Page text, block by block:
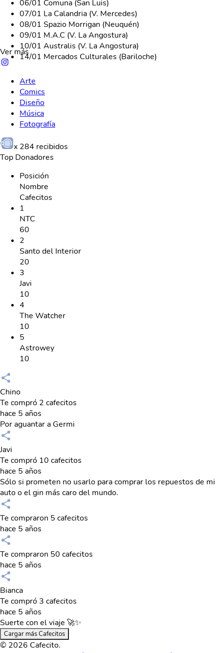
06/01 Comuna (San Luis)
07/01 La Calandria (V. Mercedes)
08/01 Spazio Morrigan (Neuquén)
09/01 M.A.C (V. La Angostura)
10/01 Australis (V. La Angostura)
14/01 Mercados Culturales (Bariloche)
Ver más
Arte
Comics
Diseño
Música
Fotografía
x 284 recibidos
Top Donadores
Posición
Nombre
Cafecitos
1
NTC
60
2
Santo del Interior
20
3
Javi
10
4
The Watcher
10
5
Astrowey
10
Chino
Te compró 2 cafecitos
hace 5 años
Por aguantar a Germi
Javi
Te compró 10 cafecitos
hace 5 años
Sólo si prometen no usarlo para comprar los repuestos de mi
auto o el gin más caro del mundo.
Te compraron 5 cafecitos
hace 5 años
Te compraron 50 cafecitos
hace 5 años
Bianca
Te compró 3 cafecitos
hace 5 años
Suerte con el viaje 🚀✨
Cargar más Cafecitos
© 2026 Cafecito.